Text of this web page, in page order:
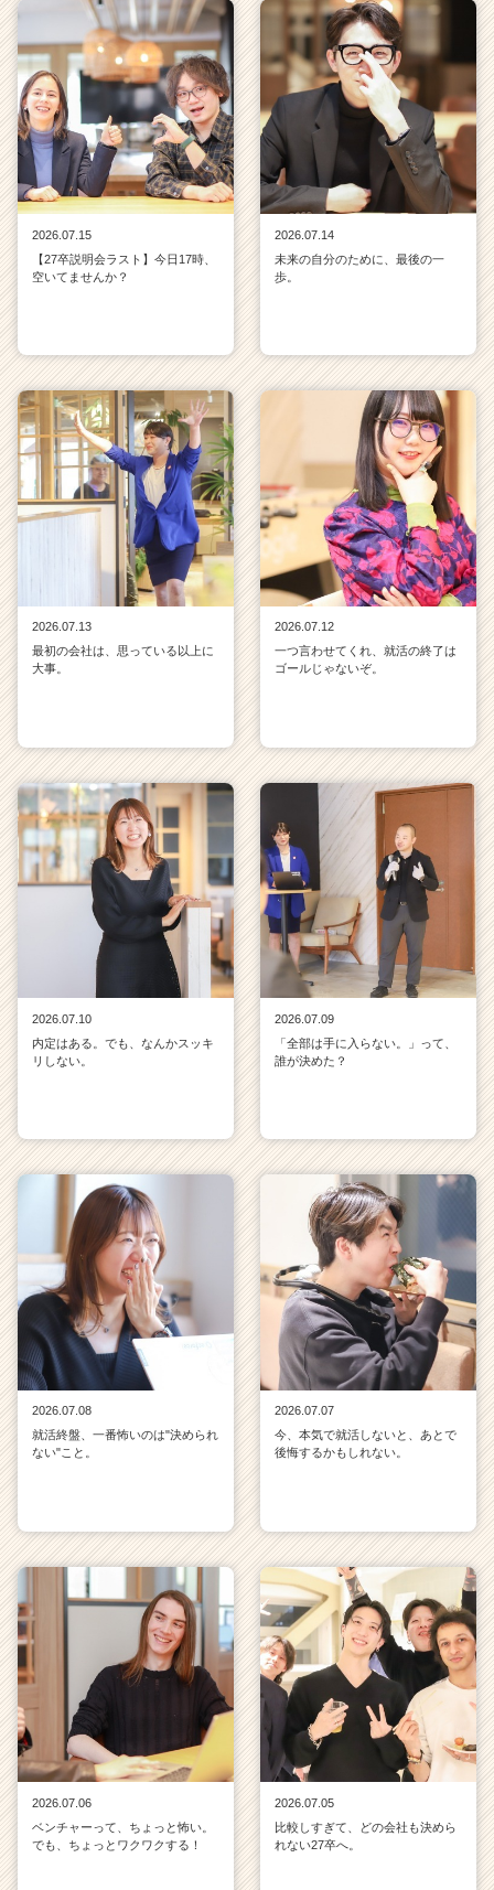
2026.07.15
【27卒説明会ラスト】今日17時、
空いてませんか？
2026.07.14
未来の自分のために、最後の一
歩。
2026.07.13
最初の会社は、思っている以上に
大事。
2026.07.12
一つ言わせてくれ、就活の終了は
ゴールじゃないぞ。
2026.07.10
内定はある。でも、なんかスッキ
リしない。
2026.07.09
「全部は手に入らない。」って、
誰が決めた？
2026.07.08
就活終盤、一番怖いのは"決められ
ない"こと。
2026.07.07
今、本気で就活しないと、あとで
後悔するかもしれない。
2026.07.06
ベンチャーって、ちょっと怖い。
でも、ちょっとワクワクする！
2026.07.05
比較しすぎて、どの会社も決めら
れない27卒へ。